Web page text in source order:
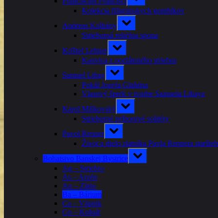
sub-
menu
Kolekcia filigránskych gombíkov
Andreas Kolbány
Toggle
sub-
menu
Strieborná reliéfna spona
Krištof Lehner
Toggle
sub-
menu
Kanvica z pozláteného striebra
Samuel Libay
Toggle
sub-
menu
Pokál Jozefa Glabitsa
Vlasový šperk v tvorbe Samuela Libaya
Karol Miškovský
Toggle
sub-
menu
Strieborné príborové solitéry
Pavol Renner
Toggle
sub-
menu
Život a dielo zlatníka Pavla Rennera
Bohatstvo Banskej Bystrice
Toggle
sub-
Ag – Striebro
As – Arzén
Au – Zlato
Ba – Bárium
Ca – Vápnik
Co – Kobalt